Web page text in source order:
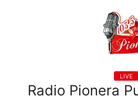
LIVE
Radio Pionera